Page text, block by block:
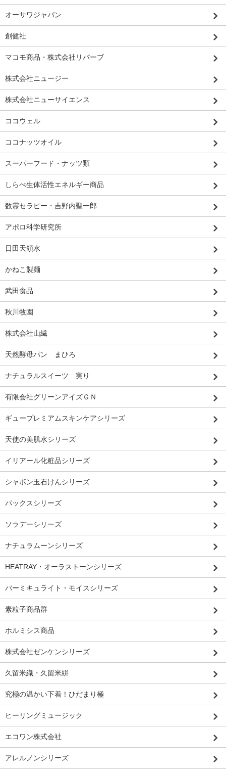
オーサワジャパン
創健社
マコモ商品・株式会社リバーブ
株式会社ニュージー
株式会社ニューサイエンス
ココウェル
ココナッツオイル
スーパーフード・ナッツ類
しらべ生体活性エネルギー商品
数霊セラピー・吉野内聖一郎
アポロ科学研究所
日田天領水
かねこ製麺
武田食品
秋川牧園
株式会社山繊
天然酵母パン まひろ
ナチュラルスイーツ 実り
有限会社グリーンアイズＧＮ
ギュープレミアムスキンケアシリーズ
天使の美肌水シリーズ
イリアール化粧品シリーズ
シャボン玉石けんシリーズ
パックスシリーズ
ソラデーシリーズ
ナチュラムーンシリーズ
HEATRAY・オーラストーンシリーズ
バーミキュライト・モイスシリーズ
素粒子商品群
ホルミシス商品
株式会社ゼンケンシリーズ
久留米織・久留米絣
究極の温かい下着！ひだまり極
ヒーリングミュージック
エコワン株式会社
アレルノンシリーズ